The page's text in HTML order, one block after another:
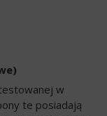
w
te posiadają